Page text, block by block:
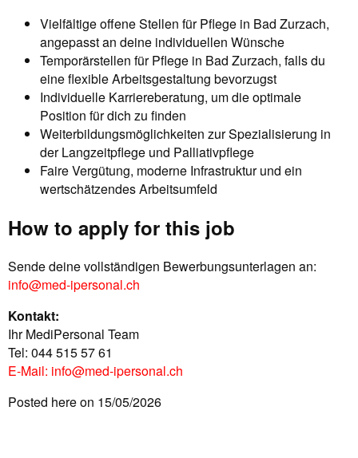
Vielfältige offene Stellen für Pflege in Bad Zurzach,
angepasst an deine individuellen Wünsche
Temporärstellen für Pflege in Bad Zurzach, falls du
eine flexible Arbeitsgestaltung bevorzugst
Individuelle Karriereberatung, um die optimale
Position für dich zu finden
Weiterbildungsmöglichkeiten zur Spezialisierung in
der Langzeitpflege und Palliativpflege
Faire Vergütung, moderne Infrastruktur und ein
wertschätzendes Arbeitsumfeld
How to apply for this job
Sende deine vollständigen Bewerbungsunterlagen an:
info@med-ipersonal.ch
Kontakt:
Ihr MediPersonal Team
Tel: 044 515 57 61
E-Mail: info@med-ipersonal.ch
Posted here on 15/05/2026